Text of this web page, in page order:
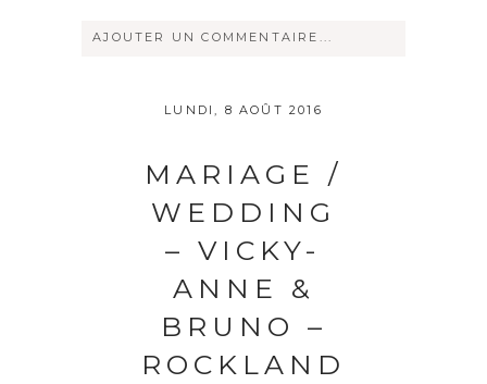
AJOUTER UN COMMENTAIRE...
publique Obligatoire *
Save my name, email, and website in
this browser for the next time I
LUNDI, 8 AOÛT 2016
MARIAGE /
WEDDING
– VICKY-
ANNE &
BRUNO –
ROCKLAND